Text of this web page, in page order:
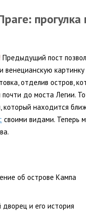
прогулка
Предыдущий пост
венецианскую
отделив остров,
до моста Легии.
который находится
своими видами. Теперь
об острове Кампа
и его история